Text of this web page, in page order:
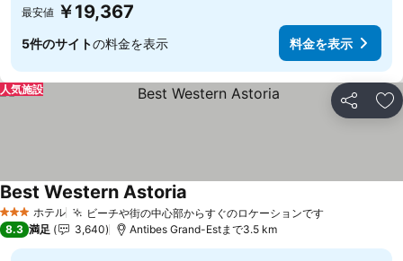
最安値 ￥19,367
5件のサイトの料金を表示 料金を表示
シェア お
人気施設
3 ホテルのランク
ホテル ビーチや街の中心部からすぐのロケーションです
Best Western Astoria
8.3 満足 3,640 Antibes Grand-Estまで3.5 km